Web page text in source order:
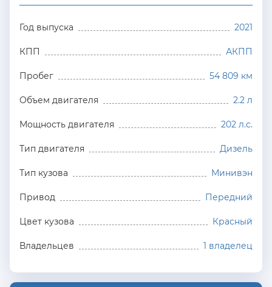
Год выпуска 2021
КПП АКПП
Пробег 54 809 км
Объем двигателя 2.2 л
Мощность двигателя 202 л.с.
Тип двигателя Дизель
Тип кузова Минивэн
Привод Передний
Цвет кузова Красный
Владельцев 1 владелец